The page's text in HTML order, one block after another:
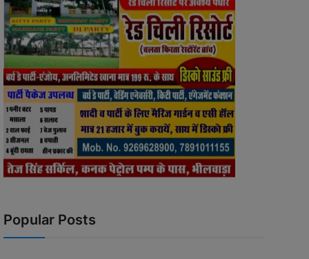
Popular Posts